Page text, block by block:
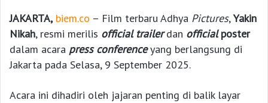
JAKARTA, biem.co – Film terbaru Adhya Pictures,Yakin
Nikah, resmi merilis official trailerdan officialposter
dalam acara press conferenceyang berlangsung di
Jakarta pada Selasa, 9 September 2025.
Acara ini dihadiri oleh jajaran penting di balik layar